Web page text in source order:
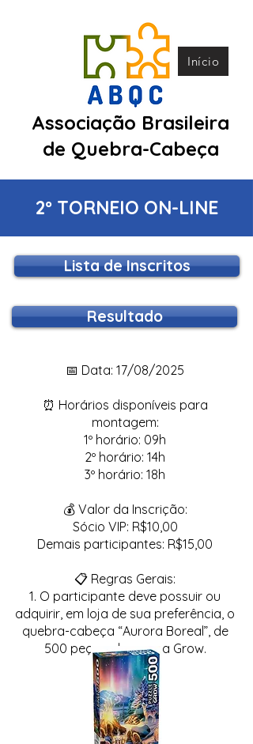
Início
Associação Brasileira
de Quebra-Cabeça
2º TORNEIO ON-LINE
Lista de Inscritos
Resultado
📅 Data: 17/08/2025
⏰ Horários disponíveis para
montagem:
1º horário: 09h
2º horário: 14h
3º horário: 18h
💰 Valor da Inscrição:
Sócio VIP: R$10,00
Demais participantes: R$15,00
📋 Regras Gerais:
1. O participante deve possuir ou
adquirir, em loja de sua preferência, o
quebra-cabeça “Aurora Boreal”, de
500 peças, da marca Grow.